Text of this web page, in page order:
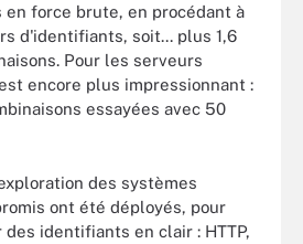
force brute, en procédant à
d'identifiants, soit... plus 1,6
Pour les serveurs
encore plus impressionnant :
essayées avec 50
des systèmes
ont été déployés, pour
identifiants en clair : HTTP,